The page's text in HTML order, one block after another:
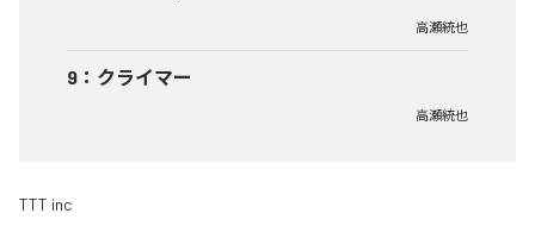
高瀬統也
9 ： クライマー
高瀬統也
TTT inc